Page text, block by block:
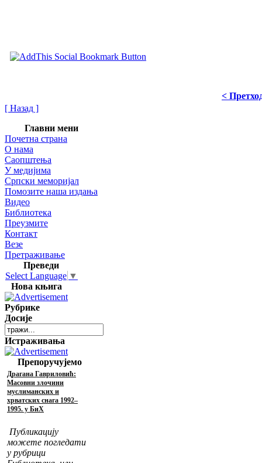
<
[ Назад ]
Главни мени
Почетна страна
О нама
Саопштења
У медијима
Српски меморијал
Помозите наша издања
Видео
Библиотека
Преузмите
Контакт
Везе
Претраживање
Преведи
Select Language ▼
Нова књига
Рубрике
Досије
Истраживања
Препоручујемо
Драгана Гавриловић:
Масовни злочини
муслиманских и
хрватских снага 1992–
1995. у БиХ
Публикацију
можете погледати
у рубрици